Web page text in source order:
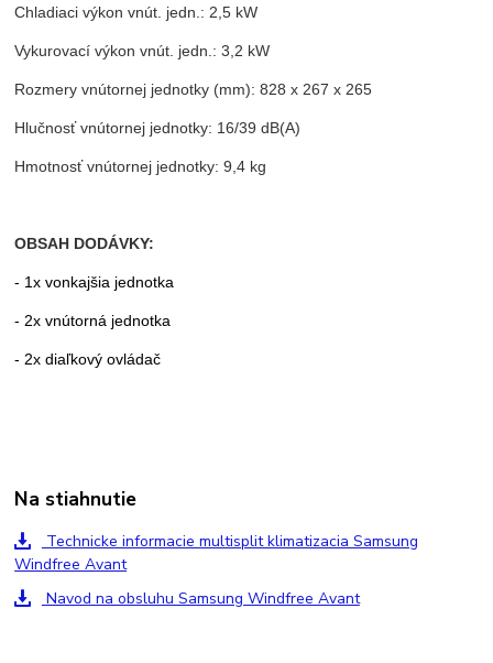
Chladiaci výkon vnút. jedn.: 2,5 kW
Vykurovací výkon vnút. jedn.: 3,2 kW
Rozmery vnútornej jednotky (mm): 828 x 267 x 265
Hlučnosť vnútornej jednotky: 16/39 dB(A)
Hmotnosť vnútornej jednotky: 9,4 kg
OBSAH DODÁVKY:
- 1x vonkajšia jednotka
- 2x vnútorná jednotka
- 2x diaľkový ovládač
Na stiahnutie
Technicke informacie multisplit klimatizacia Samsung
Windfree Avant
Navod na obsluhu Samsung Windfree Avant